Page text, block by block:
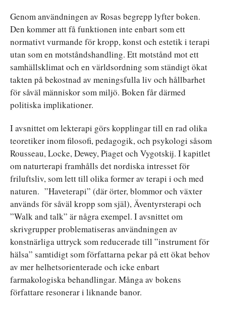
Genom användningen av Rosas begrepp lyfter boken.
Den kommer att få funktionen inte enbart som ett
normativt vurmande för kropp, konst och estetik i terapi
utan som en motståndshandling. Ett motstånd mot ett
samhällsklimat och en världsordning som ständigt ökat
takten på bekostnad av meningsfulla liv och hållbarhet
för såväl människor som miljö. Boken får därmed
politiska implikationer.
I avsnittet om lekterapi görs kopplingar till en rad olika
teoretiker inom filosofi, pedagogik, och psykologi såsom
Rousseau, Locke, Dewey, Piaget och Vygotskij. I kapitlet
om naturterapi framhålls det nordiska intresset för
friluftsliv, som lett till olika former av terapi i och med
naturen. ”Haveterapi” (där örter, blommor och växter
används för såväl kropp som själ), Äventyrsterapi och
”Walk and talk” är några exempel. I avsnittet om
skrivgrupper problematiseras användningen av
konstnärliga uttryck som reducerade till ”instrument för
hälsa” samtidigt som författarna pekar på ett ökat behov
av mer helhetsorienterade och icke enbart
farmakologiska behandlingar. Många av bokens
författare resonerar i liknande banor.